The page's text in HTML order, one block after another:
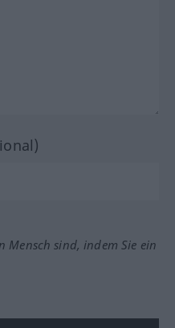
Mensch sind, indem Sie ein